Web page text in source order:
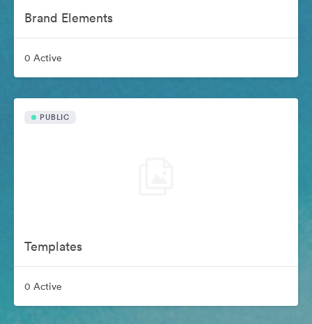
Brand Elements
0 Active
PUBLIC
Templates
0 Active